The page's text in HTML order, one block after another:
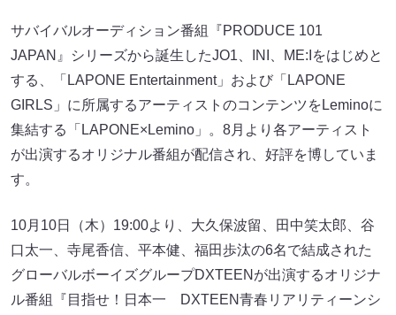
サバイバルオーディション番組『PRODUCE 101
JAPAN』シリーズから誕生したJO1、INI、ME:Iをはじめと
する、「LAPONE Entertainment」および「LAPONE
GIRLS」に所属するアーティストのコンテンツをLeminoに
集結する「LAPONE×Lemino」。8月より各アーティスト
が出演するオリジナル番組が配信され、好評を博していま
す。
10月10日（木）19:00より、大久保波留、田中笑太郎、谷
口太一、寺尾香信、平本健、福田歩汰の6名で結成された
グローバルボーイズグループDXTEENが出演するオリジナ
ル番組『目指せ！日本一 DXTEEN青春リアリティーンシ